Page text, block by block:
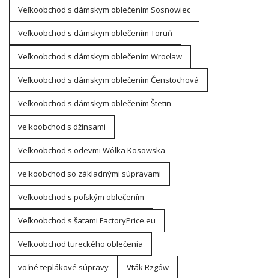
Veľkoobchod s dámskym oblečením Sosnowiec
Veľkoobchod s dámskym oblečením Toruň
Veľkoobchod s dámskym oblečením Wrocław
Veľkoobchod s dámskym oblečením Čenstochová
Veľkoobchod s dámskym oblečením Štetin
veľkoobchod s džínsami
Veľkoobchod s odevmi Wólka Kosowska
veľkoobchod so základnými súpravami
Veľkoobchod s poľským oblečením
Veľkoobchod s šatami FactoryPrice.eu
Veľkoobchod tureckého oblečenia
voľné teplákové súpravy Vták Rzgów